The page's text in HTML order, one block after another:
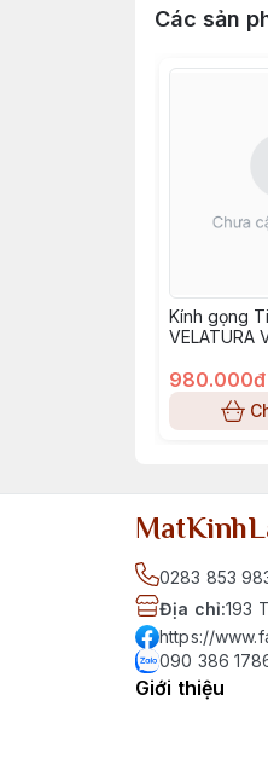
Các sản
Kính gọng
VELATURA
980.000đ
0283 853
Địa chỉ:193
https://
090 386
Giới thiệu